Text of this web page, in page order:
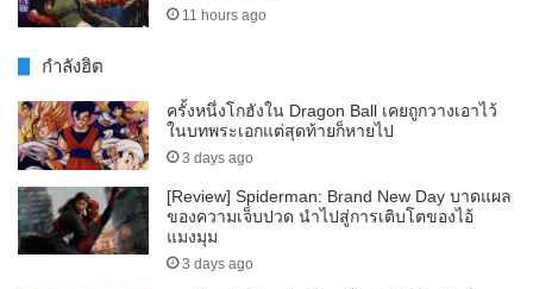
11 hours ago
กำลังฮิต
ครั้งหนึ่งโกฮังใน Dragon Ball เคยถูกวางเอาไว้
ในบทพระเอกแต่สุดท้ายก็หายไป
3 days ago
[Review] Spiderman: Brand New Day บาดแผล
ของความเจ็บปวด นำไปสู่การเติบโตของไอ้
แมงมุม
3 days ago